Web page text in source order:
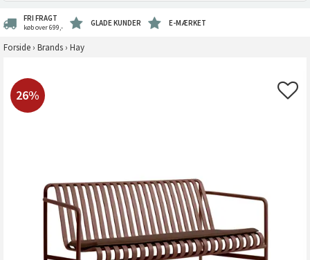
FRI FRAGT
køb over 699,- GLADE KUNDER E-MÆRKET
Forside › Brands › Hay
26%